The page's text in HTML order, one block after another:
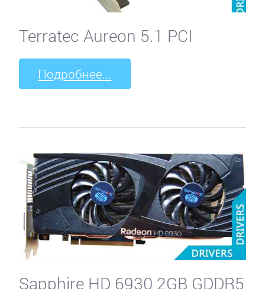
Terratec Aureon 5.1 PCI
Подробнее...
Sapphire HD 6930 2GB GDDR5